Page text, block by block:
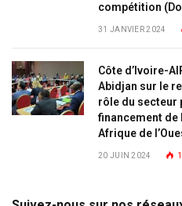
compétition
31 JANVIER 2024
Côte d’Ivoire-
Abidjan sur le
rôle du secteur
financement de
Afrique de
20 JUIN 2024